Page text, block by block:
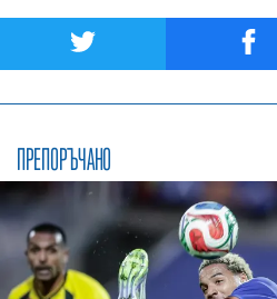
ПРЕПОРЪЧАНО